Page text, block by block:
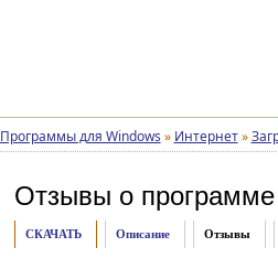
Программы для Windows » Интернет »
Отзывы о программе
СКАЧАТЬ Описание Отзывы